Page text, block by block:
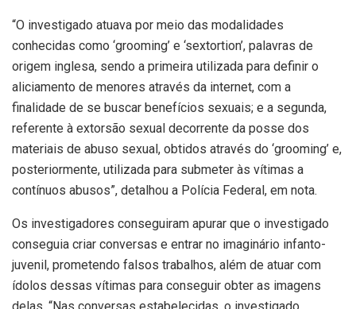
“O investigado atuava por meio das modalidades
conhecidas como ‘grooming’ e ‘sextortion’, palavras de
origem inglesa, sendo a primeira utilizada para definir o
aliciamento de menores através da internet, com a
finalidade de se buscar benefícios sexuais; e a segunda,
referente à extorsão sexual decorrente da posse dos
materiais de abuso sexual, obtidos através do ‘grooming’ e,
posteriormente, utilizada para submeter às vítimas a
contínuos abusos”, detalhou a Polícia Federal, em nota.
Os investigadores conseguiram apurar que o investigado
conseguia criar conversas e entrar no imaginário infanto-
juvenil, prometendo falsos trabalhos, além de atuar com
ídolos dessas vítimas para conseguir obter as imagens
delas. “Nas conversas estabelecidas, o investigado